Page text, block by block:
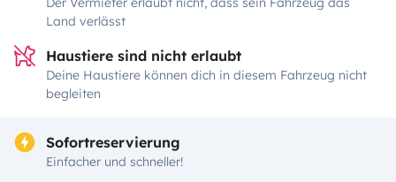
Land verlässt
Haustiere sind nicht erlaubt
Deine Haustiere können dich in diesem Fahrzeug nicht
begleiten
Sofortreservierung
Einfacher und schneller!